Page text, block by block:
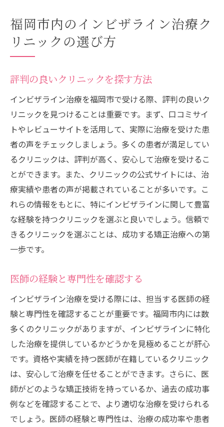
福岡市内のインビザライン治療ク
リニックの選び方
評判の良いクリニックを探す方法
インビザライン治療を福岡市で受ける際、評判の良いク
リニックを見つけることは重要です。まず、口コミサイ
トやレビューサイトを活用して、実際に治療を受けた患
者の声をチェックしましょう。多くの患者が満足してい
るクリニックは、評判が高く、安心して治療を受けるこ
とができます。また、クリニックの公式サイトには、治
療実績や患者の声が掲載されていることが多いです。こ
れらの情報をもとに、特にインビザラインに関して豊富
な経験を持つクリニックを選ぶと良いでしょう。信頼で
きるクリニックを選ぶことは、成功する矯正治療への第
一歩です。
医師の経験と専門性を確認する
インビザライン治療を受ける際には、担当する医師の経
験と専門性を確認することが重要です。福岡市内には数
多くのクリニックがありますが、インビザラインに特化
した治療を提供しているかどうかを見極めることが肝心
です。資格や実績を持つ医師が在籍しているクリニック
は、安心して治療を任せることができます。さらに、医
師がどのような矯正技術を持っているか、過去の成功事
例などを確認することで、より適切な治療を受けられる
でしょう。医師の経験と専門性は、治療の成功率や患者